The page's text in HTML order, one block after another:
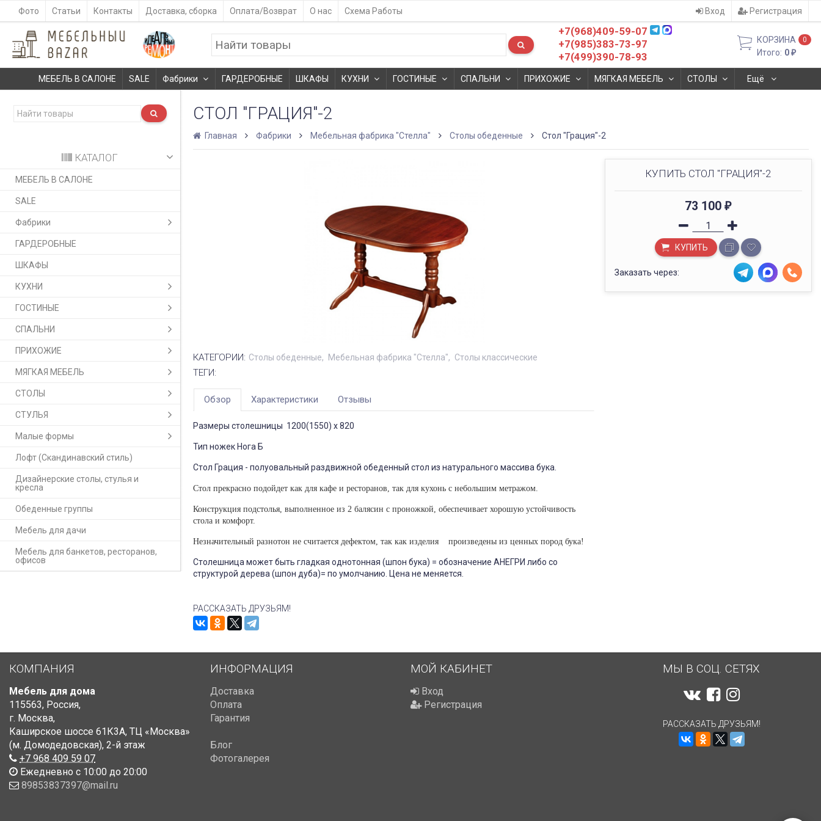
Фото Статьи Контакты Доставка, сборка Оплата/Возврат О нас Схема Работы Вход Регистрация
+7(968)409-59-07
+7(985)383-73-97
+7(499)390-78-93
КОРЗИНА 0
Итого: 0₽
МЕБЕЛЬ В САЛОНЕ SALE Фабрики ГАРДЕРОБНЫЕ ШКАФЫ КУХНИ ГОСТИНЫЕ СПАЛЬНИ ПРИХОЖИЕ МЯГКАЯ МЕБЕЛЬ СТОЛЫ Ещё
КАТАЛОГ
МЕБЕЛЬ В САЛОНЕ
SALE
Фабрики
ГАРДЕРОБНЫЕ
ШКАФЫ
КУХНИ
ГОСТИНЫЕ
СПАЛЬНИ
ПРИХОЖИЕ
МЯГКАЯ МЕБЕЛЬ
СТОЛЫ
СТУЛЬЯ
Малые формы
Лофт (Скандинавский стиль)
Дизайнерские столы, стулья и
кресла
Обеденные группы
Мебель для дачи
Мебель для банкетов, ресторанов,
офисов
СТОЛ "ГРАЦИЯ"-2
Главная Фабрики Мебельная фабрика "Стелла" Столы обеденные Стол "Грация"-2
КУПИТЬ СТОЛ "ГРАЦИЯ"-2
73 100₽
КУПИТЬ
Заказать через:
КАТЕГОРИИ: Столы обеденные Мебельная фабрика "Стелла" Столы классические
ТЕГИ:
Обзор Характеристики Отзывы
Размеры столешницы 1200(1550) х 820
Тип ножек Нога Б
Стол Грация - полуовальный раздвижной обеденный стол из натурального массива бука.
Стол прекрасно подойдет как для кафе и ресторанов, так для кухонь с небольшим метражом.
Конструкция подстолья, выполненное из 2 балясин c проножкой, обеспечивает хорошую устойчивость
стола и комфорт.
Незначительный разнотон не считается дефектом, так как изделия произведены из ценных пород бука!
Столешница может быть гладкая однотонная (шпон бука) = обозначение АНЕГРИ либо со
структурой дерева (шпон дуба)= по умолчанию. Цена не меняется.
РАССКАЗАТЬ ДРУЗЬЯМ!
КОМПАНИЯ
Мебель для дома
115563, Россия,
г. Москва,
Каширское шоссе 61К3А, ТЦ «Москва»
(м. Домодедовская), 2-й этаж
+7 968 409 59 07
Ежедневно с 10:00 до 20:00
89853837397@mail.ru
ИНФОРМАЦИЯ
Доставка
Оплата
Гарантия
Блог
Фотогалерея
МОЙ КАБИНЕТ
Вход
Регистрация
МЫ В СОЦ. СЕТЯХ
РАССКАЗАТЬ ДРУЗЬЯМ!